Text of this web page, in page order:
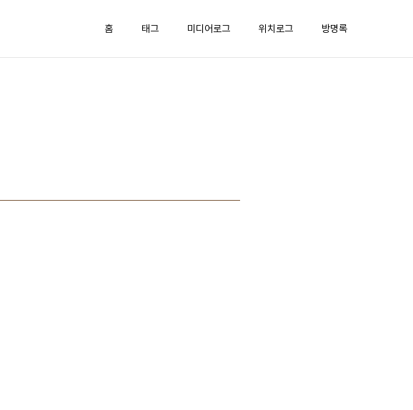
홈 태그 미디어로그 위치로그 방명록